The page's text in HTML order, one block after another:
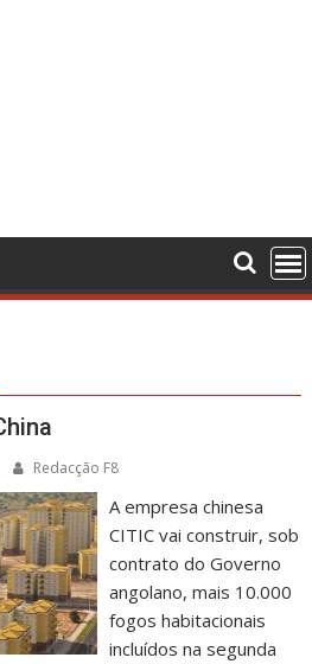
Redacção F8
A empresa chinesa
CITIC vai construir, sob
contrato do Governo
angolano, mais 10.000
fogos habitacionais
incluídos na segunda